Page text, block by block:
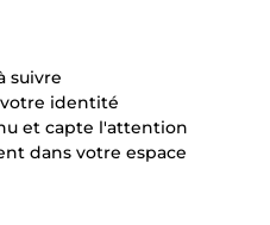
suivre
identité
et capte l'attention
dans votre espace